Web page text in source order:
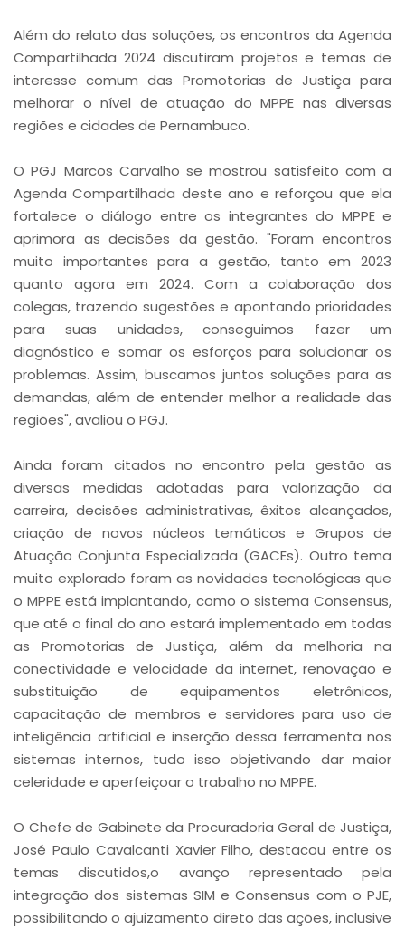
Além do relato das soluções, os encontros da Agenda
Compartilhada 2024 discutiram projetos e temas de
interesse comum das Promotorias de Justiça para
melhorar o nível de atuação do MPPE nas diversas
regiões e cidades de Pernambuco.
O PGJ Marcos Carvalho se mostrou satisfeito com a
Agenda Compartilhada deste ano e reforçou que ela
fortalece o diálogo entre os integrantes do MPPE e
aprimora as decisões da gestão. "Foram encontros
muito importantes para a gestão, tanto em 2023
quanto agora em 2024. Com a colaboração dos
colegas, trazendo sugestões e apontando prioridades
para suas unidades, conseguimos fazer um
diagnóstico e somar os esforços para solucionar os
problemas. Assim, buscamos juntos soluções para as
demandas, além de entender melhor a realidade das
regiões", avaliou o PGJ.
Ainda foram citados no encontro pela gestão as
diversas medidas adotadas para valorização da
carreira, decisões administrativas, êxitos alcançados,
criação de novos núcleos temáticos e Grupos de
Atuação Conjunta Especializada (GACEs). Outro tema
muito explorado foram as novidades tecnológicas que
o MPPE está implantando, como o sistema Consensus,
que até o final do ano estará implementado em todas
as Promotorias de Justiça, além da melhoria na
conectividade e velocidade da internet, renovação e
substituição de equipamentos eletrônicos,
capacitação de membros e servidores para uso de
inteligência artificial e inserção dessa ferramenta nos
sistemas internos, tudo isso objetivando dar maior
celeridade e aperfeiçoar o trabalho no MPPE.
O Chefe de Gabinete da Procuradoria Geral de Justiça,
José Paulo Cavalcanti Xavier Filho, destacou entre os
temas discutidos,o avanço representado pela
integração dos sistemas SIM e Consensus com o PJE,
possibilitando o ajuizamento direto das ações, inclusive